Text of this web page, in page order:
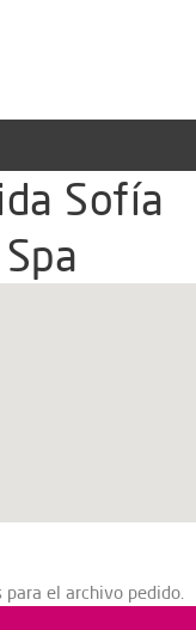
Sofía
para el archivo pedido.